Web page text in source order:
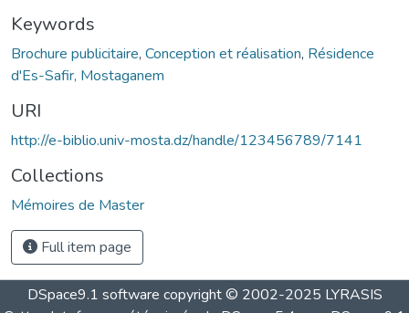
Keywords
Brochure publicitaire, Conception et réalisation, Résidence
d'Es-Safir, Mostaganem
URI
http://e-biblio.univ-mosta.dz/handle/123456789/7141
Collections
Mémoires de Master
Full item page
DSpace9.1 software copyright © 2002-2025 LYRASIS